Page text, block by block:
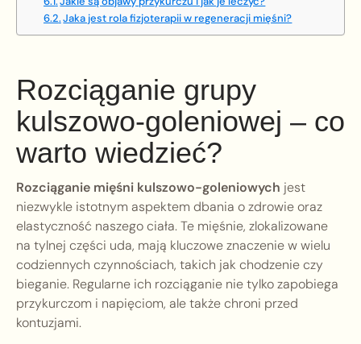
Jaka jest rola fizjoterapii w regeneracji mięśni?
Rozciąganie grupy
kulszowo-goleniowej – co
warto wiedzieć?
Rozciąganie mięśni kulszowo-goleniowych jest
niezwykle istotnym aspektem dbania o zdrowie oraz
elastyczność naszego ciała. Te mięśnie, zlokalizowane
na tylnej części uda, mają kluczowe znaczenie w wielu
codziennych czynnościach, takich jak chodzenie czy
bieganie. Regularne ich rozciąganie nie tylko zapobiega
przykurczom i napięciom, ale także chroni przed
kontuzjami.